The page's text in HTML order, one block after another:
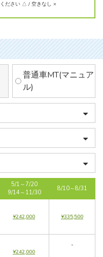
ださい △ / 空きなし ×
普通車MT(マニュア
ル)
5/1～7/20
9/14～11/30
8/10～8/31
¥242,000 ¥335,500
¥242,000
-